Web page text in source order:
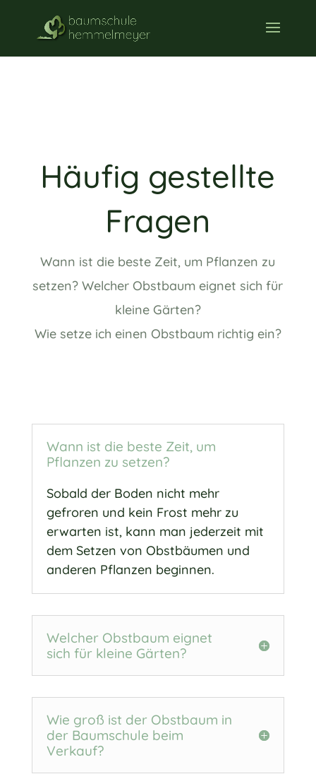
Häufig gestellte
Fragen
Wann ist die beste Zeit, um Pflanzen zu
setzen? Welcher Obstbaum eignet sich für
kleine Gärten?
Wie setze ich einen Obstbaum richtig ein?
Wann ist die beste Zeit, um
Pflanzen zu setzen?
Sobald der Boden nicht mehr
gefroren und kein Frost mehr zu
erwarten ist, kann man jederzeit mit
dem Setzen von Obstbäumen und
anderen Pflanzen beginnen.
Welcher Obstbaum eignet
sich für kleine Gärten?
Wie groß ist der Obstbaum in
der Baumschule beim
Verkauf?